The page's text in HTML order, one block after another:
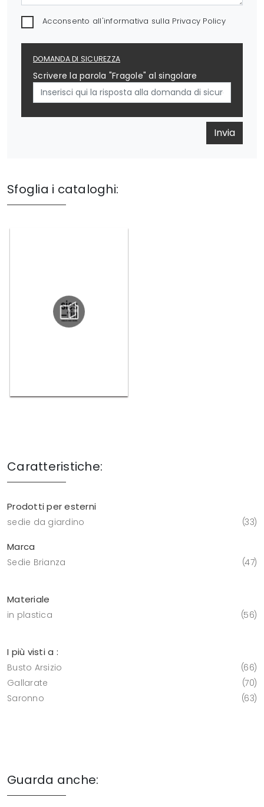
Acconsento all'informativa sulla Privacy Policy
DOMANDA DI SICUREZZA
Scrivere la parola "Fragole" al singolare
Invia
Sfoglia i cataloghi:
Caratteristiche:
Prodotti per esterni
sedie da giardino 33
Marca
Sedie Brianza 47
Materiale
in plastica 56
I più visti a :
Busto Arsizio
66
Gallarate
70
Saronno
63
Guarda anche: